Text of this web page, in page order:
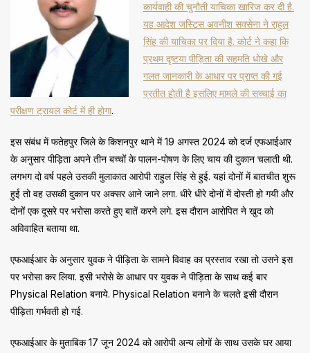
कार्यवाही की चुनौती याचिका खारिज कर दी है.
यह आदेश जस्टिस अवनीश सक्सेना ने राहुल
सिंह की याचिका पर दिया है. कोर्ट ने कहा कि
प्रथम दृष्टया पीड़िता की सहमति धोखे और
गलत जानकारी के आधार पर प्राप्त की गई
प्रतीत होती है इसलिए मामले की सच्चाई का
परीक्षण ट्रायल कोर्ट में ही होगा.
इस संबंध में फतेहपुर जिले के किशनपुर थाने में 19 अगस्त 2024 को दर्ज एफआईआर
के अनुसार पीड़िता अपने तीन बच्चों के पालन-पोषण के लिए चाय की दुकान चलाती थी.
लगभग दो वर्ष पहले उसकी मुलाकात आरोपी राहुल सिंह से हुई. यहां दोनों में बातचीत शुरू
हुई तो वह उसकी दुकान पर अक्सर आने जाने लगा. धीरे धीरे दोनों में दोस्ती हो गयी और
दोनों एक दूसरे पर भरोसा करते हुए बातें करने लगे. इस दौरान आरोपित ने खुद को
अविवाहित बताया था.
एफआईआर के अनुसार युवक ने पीड़िता के सामने विवाह का प्रस्ताव रखा तो उसने इस
पर भरोसा कर लिया. इसी भरोसे के आधार पर युवक ने पीड़िता के साथ कई बार
Physical Relation बनाये. Physical Relation बनाने के चलते इसी दौरान
पीड़िता गर्भवती हो गई.
एफआईआर के मुताबिक 17 जून 2024 को आरोपी अन्य लोगों के साथ उसके घर आया